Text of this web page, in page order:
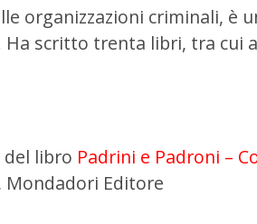
organizzazioni criminali, è
Ha scritto trenta libri, tra cui
libro Padrini e Padroni –
Mondadori Editore